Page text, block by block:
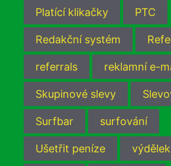
Platící klikačky PTC
Redakční systém
referrals reklamní e-
Skupinové slevy
Surfbar surfování
Ušetřit peníze výdělek